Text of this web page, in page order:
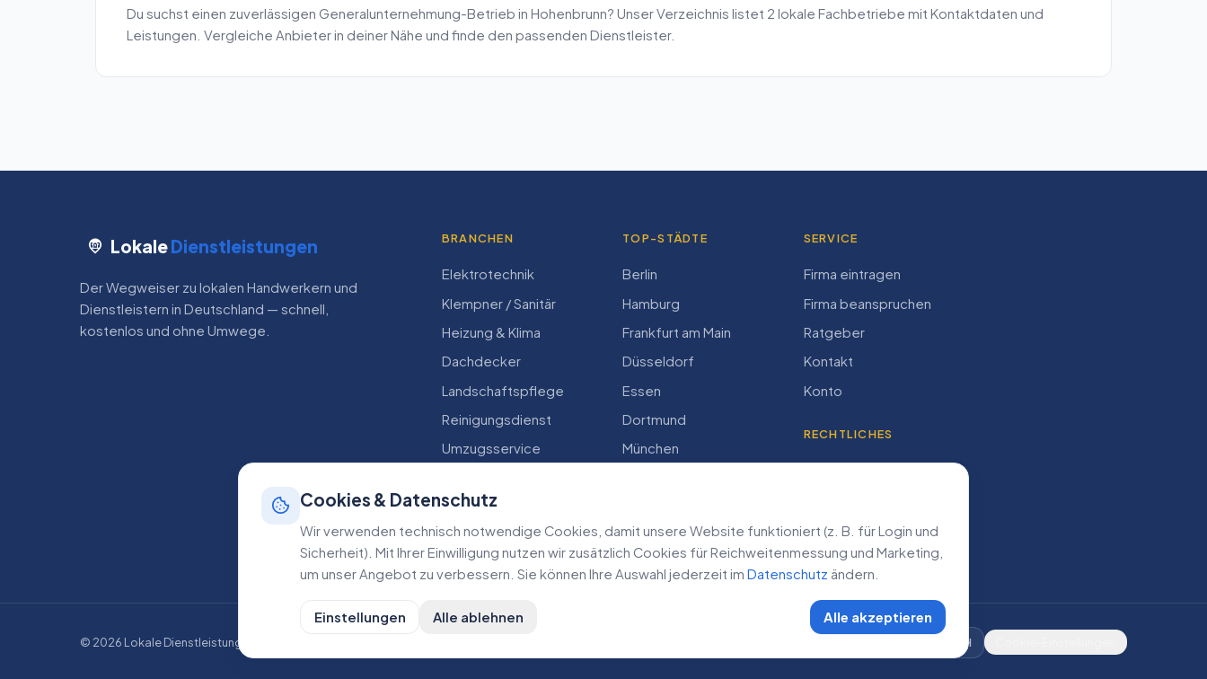
Du suchst einen zuverlässigen Generalunternehmung-Betrieb in Hohenbrunn? Unser Verzeichnis listet 2 lokale Fachbetriebe mit Kontaktdaten und
Leistungen. Vergleiche Anbieter in deiner Nähe und finde den passenden Dienstleister.
LokaleDienstleistungen
Der Wegweiser zu lokalen Handwerkern und
Dienstleistern in Deutschland — schnell,
kostenlos und ohne Umwege.
BRANCHEN
Elektrotechnik
Klempner / Sanitär
Heizung & Klima
Dachdecker
Landschaftspflege
Reinigungsdienst
Umzugsservice
TOP-STÄDTE
Berlin
Hamburg
Frankfurt am Main
Düsseldorf
Essen
Dortmund
München
SERVICE
Firma eintragen
Firma beanspruchen
Ratgeber
Kontakt
Konto
RECHTLICHES
AGB
© 2026 Lokale Dienstleistungen. Alle Rechte vorbehalten. CH
Cookies & Datenschutz
Wir verwenden technisch notwendige Cookies, damit unsere Website funktioniert (z. B. für Login und
Sicherheit). Mit Ihrer Einwilligung nutzen wir zusätzlich Cookies für Reichweiten­messung und Marketing,
um unser Angebot zu verbessern. Sie können Ihre Auswahl jederzeit im Datenschutz ändern.
Einstellungen Alle ablehnen Alle akzeptieren